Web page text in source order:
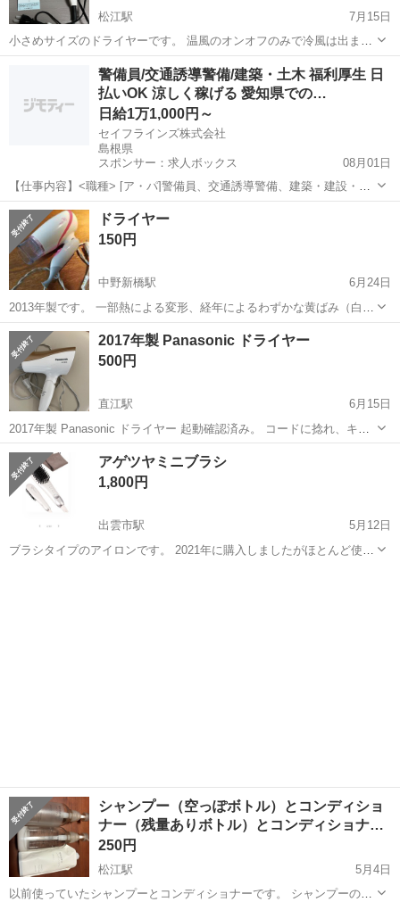
松江駅
7月15日
小さめサイズのドライヤーです。 温風のオンオフのみで冷風は出ませ
ん。 動作確認できています。 箱･説明書付き。 島根大学近辺でのお渡
し希望です。 帰省の関係から7月いっぱいの出品になります。
松江市 松江駅 美容家電
警備員/交通誘導警備/建築・土木 福利厚生 日
払いOK 涼しく稼げる 愛知県での…
日給1万1,000円～
セイフラインズ株式会社
島根県
スポンサー：求人ボックス
08月01日
【仕事内容】<職種> [ア・パ]警備員、交通誘導警備、建築・建設・土
木作業 <雇用形態> アルバイト・パート <給与> [ア・パ]日給11,000円
～ 交通費:全額支給 日払い・週払い可 (希望者・規定あり) 隊員さんの
大多数が...
アルバイト・パート
ドライヤー
150円
中野新橋駅
6月24日
2013年製です。 一部熱による変形、経年によるわずかな黄ばみ（白い
部分）がありますが、使用可能です。 6月25日か26日に松江市南田町
で取引を希望します。
島根 松江市 中野新橋駅 ドライヤー
2017年製 Panasonic ドライヤー
500円
直江駅
6月15日
2017年製 Panasonic ドライヤー 起動確認済み。 コードに捻れ、キ
ズ、汚れあります。
島根 直江駅 美容家電
アゲツヤミニブラシ
1,800円
出雲市駅
5月12日
ブラシタイプのアイロンです。 2021年に購入しましたがほとんど使っ
シャンプー（空っぽボトル）とコンディショ
ナー（残量ありボトル）とコンディショナ…
250円
松江駅
5月4日
以前使っていたシャンプーとコンディショナーです。 シャンプーのボ